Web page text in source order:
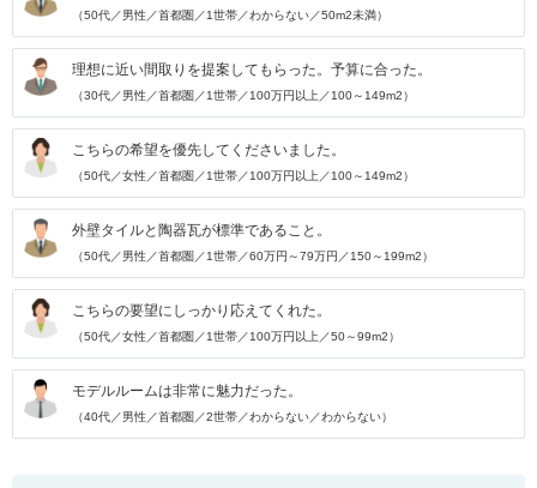
（50代／男性／首都圏／1世帯／わからない／50m2未満）
理想に近い間取りを提案してもらった。予算に合った。
（30代／男性／首都圏／1世帯／100万円以上／100～149m2）
こちらの希望を優先してくださいました。
（50代／女性／首都圏／1世帯／100万円以上／100～149m2）
外壁タイルと陶器瓦が標準であること。
（50代／男性／首都圏／1世帯／60万円～79万円／150～199m2）
こちらの要望にしっかり応えてくれた。
（50代／女性／首都圏／1世帯／100万円以上／50～99m2）
モデルルームは非常に魅力だった。
（40代／男性／首都圏／2世帯／わからない／わからない）